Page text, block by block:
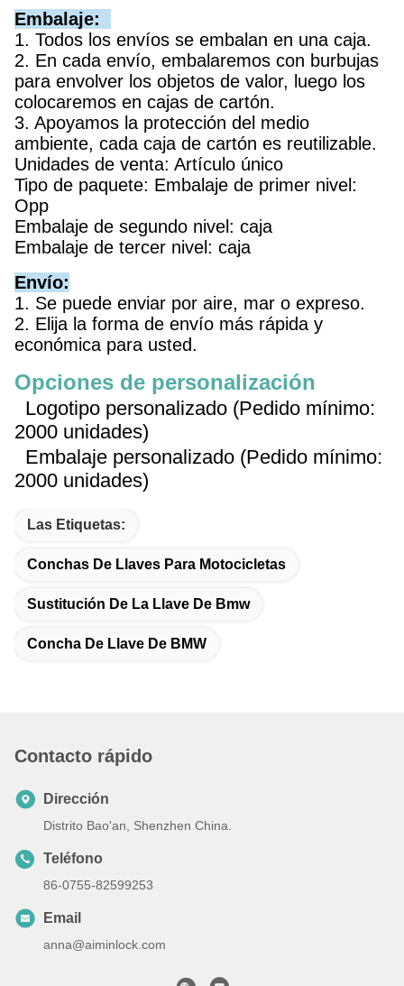
Embalaje:
1. Todos los envíos se embalan en una caja.
2. En cada envío, embalaremos con burbujas
para envolver los objetos de valor, luego los
colocaremos en cajas de cartón.
3. Apoyamos la protección del medio
ambiente, cada caja de cartón es reutilizable.
Unidades de venta: Artículo único
Tipo de paquete: Embalaje de primer nivel:
Opp
Embalaje de segundo nivel: caja
Embalaje de tercer nivel: caja
Envío:
1. Se puede enviar por aire, mar o expreso.
2. Elija la forma de envío más rápida y
económica para usted.
Opciones de personalización
Logotipo personalizado (Pedido mínimo:
2000 unidades)
Embalaje personalizado (Pedido mínimo:
2000 unidades)
Las Etiquetas:
Conchas De Llaves Para Motocicletas
Sustitución De La Llave De Bmw
Concha De Llave De BMW
Contacto rápido
Dirección
Distrito Bao'an, Shenzhen China.
Teléfono
86-0755-82599253
Email
anna@aiminlock.com